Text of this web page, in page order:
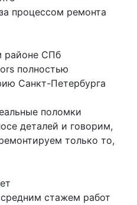
процессом ремонта
районе СПб
полностью
Санкт-Петербурга
поломки
деталей и говорим,
только то,
стажем работ